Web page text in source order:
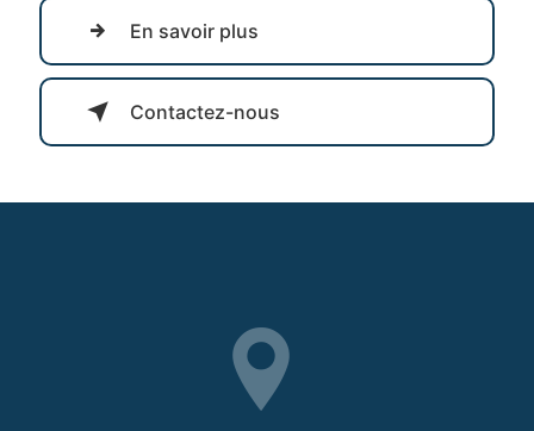
En savoir plus
Contactez-nous